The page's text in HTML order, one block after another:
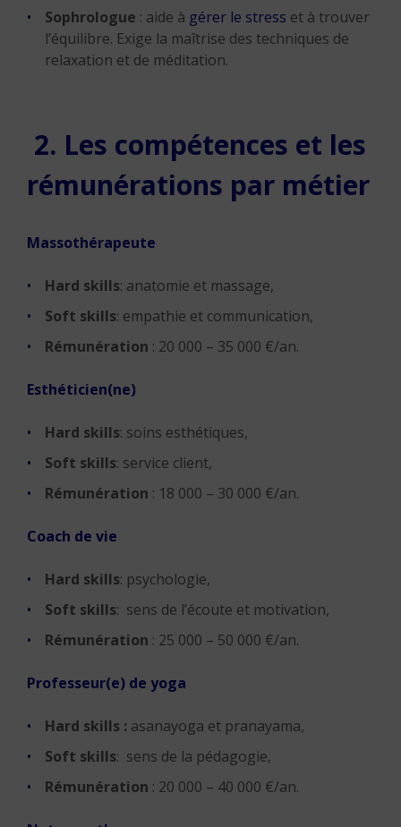
Sophrologue : aide à gérer le stress et à trouver
l’équilibre. Exige la maîtrise des techniques de
relaxation et de méditation.
2. Les compétences et les
rémunérations par métier
Massothérapeute
Hard skills: anatomie et massage,
Soft skills: empathie et communication,
Rémunération : 20 000 – 35 000 €/an.
Esthéticien(ne)
Hard skills: soins esthétiques,
Soft skills: service client,
Rémunération : 18 000 – 30 000 €/an.
Coach de vie
Hard skills: psychologie,
Soft skills: sens de l’écoute et motivation,
Rémunération : 25 000 – 50 000 €/an.
Professeur(e) de yoga
Hard skills : asanayoga et pranayama,
Soft skills: sens de la pédagogie,
Rémunération : 20 000 – 40 000 €/an.